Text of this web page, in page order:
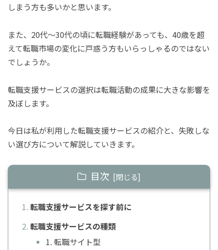
しまう方も多いかと思います。
また、20代〜30代の頃に転職経験があっても、40歳を超
えて転職市場の変化に戸惑う方もいらっしゃるのではない
でしょうか。
転職支援サービスの選択は転職活動の成果に大きな影響を
及ぼします。
今日は私が利用した転職支援サービスの紹介と、失敗しな
い選び方について解説していきます。
目次
転職支援サービスを探す前に
転職支援サービスの種類
1. 転職サイト型